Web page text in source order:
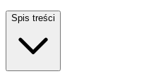
Spis treści